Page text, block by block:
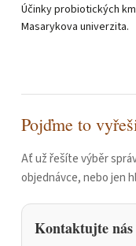
Účinky probiotických
Masarykova univerzita.
Pojďme to
Ať už řešíte výběr
objednávce, nebo jen
Kontaktujte nás